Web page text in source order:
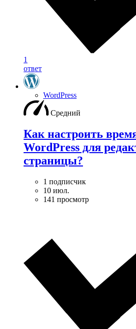
1
ответ
WordPress
Средний
Как настроить
WordPress для
страницы?
1 подписчик
10 июл.
141 просмотр